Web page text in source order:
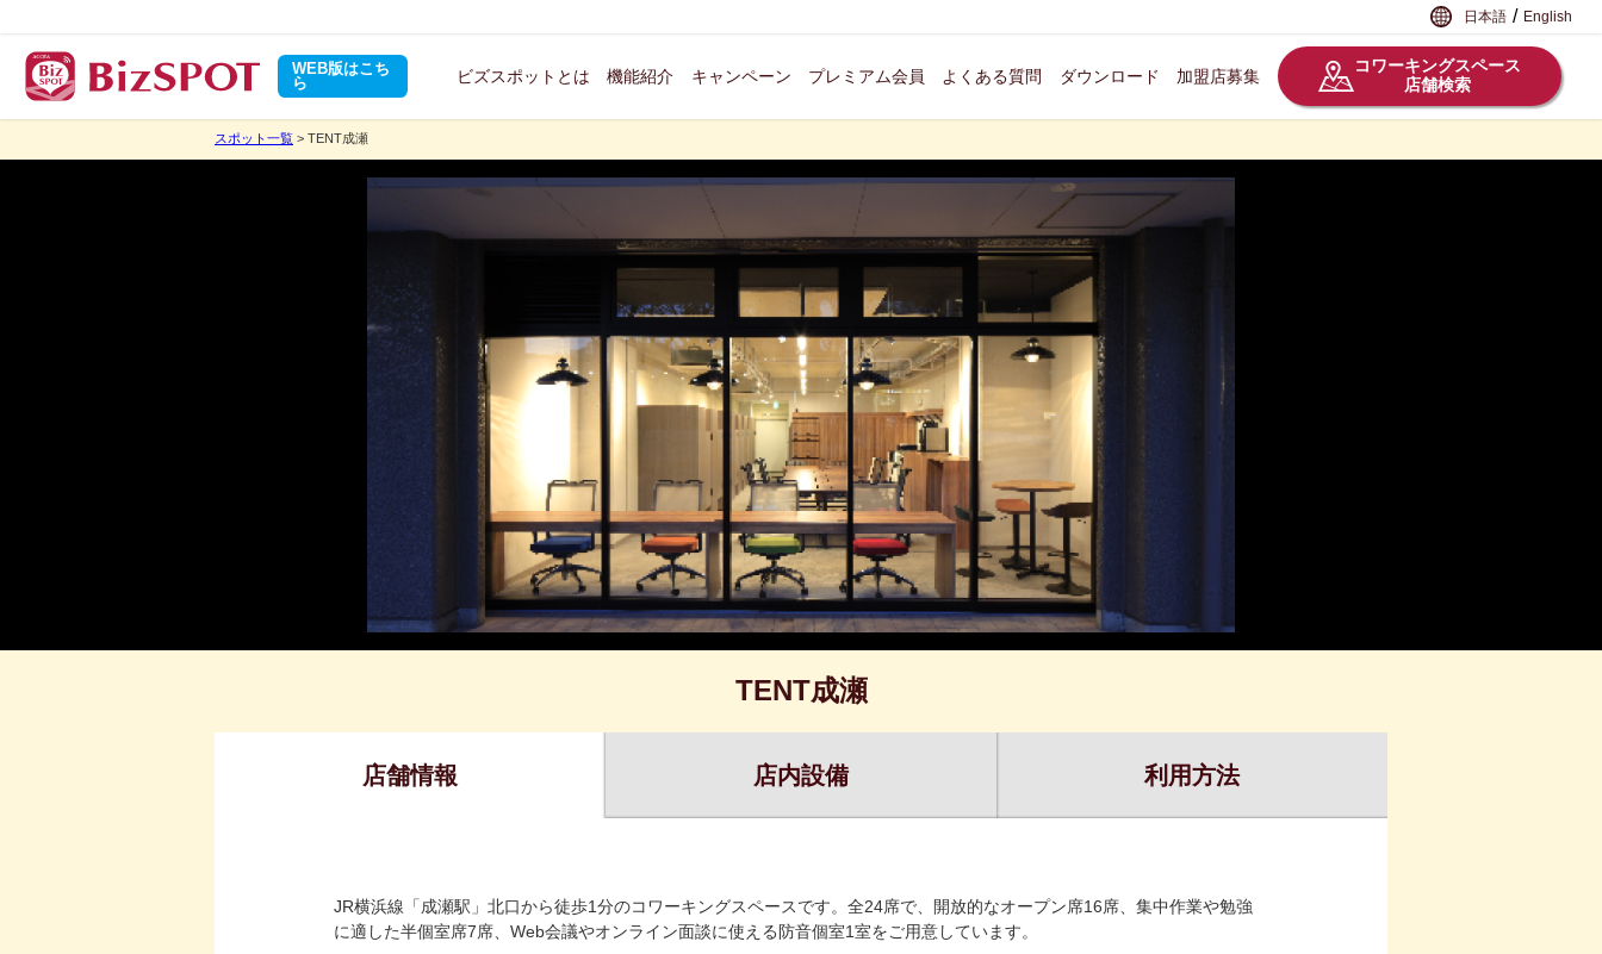
日本語 / English
WEB版はこち
ら
ビズスポットとは 機能紹介 キャンペーン プレミアム会員 よくある質問 ダウンロード 加盟店募集
コワーキングスペース
店舗検索
スポット一覧 > TENT成瀬
TENT成瀬
店舗情報 店内設備 利用方法
JR横浜線「成瀬駅」北口から徒歩1分のコワーキングスペースです。全24席で、開放的なオープン席16席、集中作業や勉強
に適した半個室席7席、Web会議やオンライン面談に使える防音個室1室をご用意しています。